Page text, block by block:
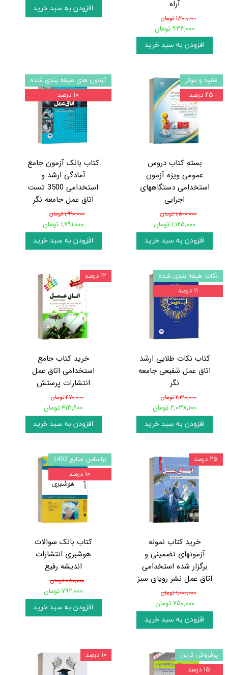
آراه
۱,۲۰۰,۰۰۰ تومان
۹۳۶,۰۰۰ تومان
افزودن به سبد خرید
افزودن به سبد خرید
بسته کتاب دروس
عمومی ویژه آزمون
استخدامی دستگاههای
اجرایی
۱,۵۰۰,۰۰۰ تومان
۱,۱۲۵,۰۰۰ تومان
افزودن به سبد خرید
مفید و موثر
۲۵ درصد
کتاب بانک آزمون جامع
آمادگی ارشد و
استخدامی 3500 تست
اتاق عمل جامعه نگر
۱,۹۹۰,۰۰۰ تومان
۱,۷۹۱,۰۰۰ تومان
افزودن به سبد خرید
آزمون های طبقه بندی شده
۱۰ درصد
کتاب نکات طلایی ارشد
اتاق عمل شفیعی جامعه
نگر
۲,۲۹۰,۰۰۰ تومان
۲,۰۳۸,۱۰۰ تومان
افزودن به سبد خرید
نکات طبقه بندی شده
۱۱ درصد
خرید کتاب جامع
استخدامی اتاق عمل
انتشارات پرستش
۴۷۰,۰۰۰ تومان
۴۱۳,۶۰۰ تومان
افزودن به سبد خرید
۱۲ درصد
خرید کتاب نمونه
آزمونهای تضمینی و
برگزار شده استخدامی
اتاق عمل نشر رویای سبز
۱,۰۰۰,۰۰۰ تومان
۷۵۰,۰۰۰ تومان
افزودن به سبد خرید
۲۵ درصد
کتاب بانک سوالات
هوشبری انتشارات
اندیشه رفیع
۸۸۰,۰۰۰ تومان
۷۹۲,۰۰۰ تومان
افزودن به سبد خرید
براساس منابع 1402
۱۰ درصد
پرفروش ترین
۱۵ درصد
۱۰ درصد